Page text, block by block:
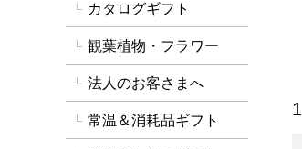
カタログギフト
観葉植物・フラワー
法人のお客さまへ
常温＆消耗品ギフト